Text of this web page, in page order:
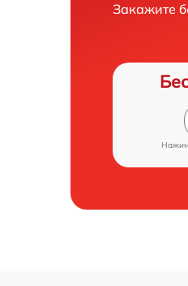
Закажите